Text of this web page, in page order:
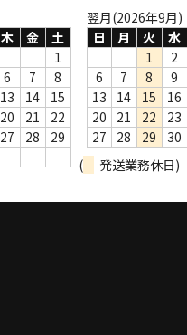
木 金
土
1
6 7
8
13 14
15
20 21
22
27 28
29
翌月(2026年9月)
日
月 火 水
1
2
6
7 8 9
13
14 15 16
20
21 22 23
27
28 29
30
(
発送業務休日)